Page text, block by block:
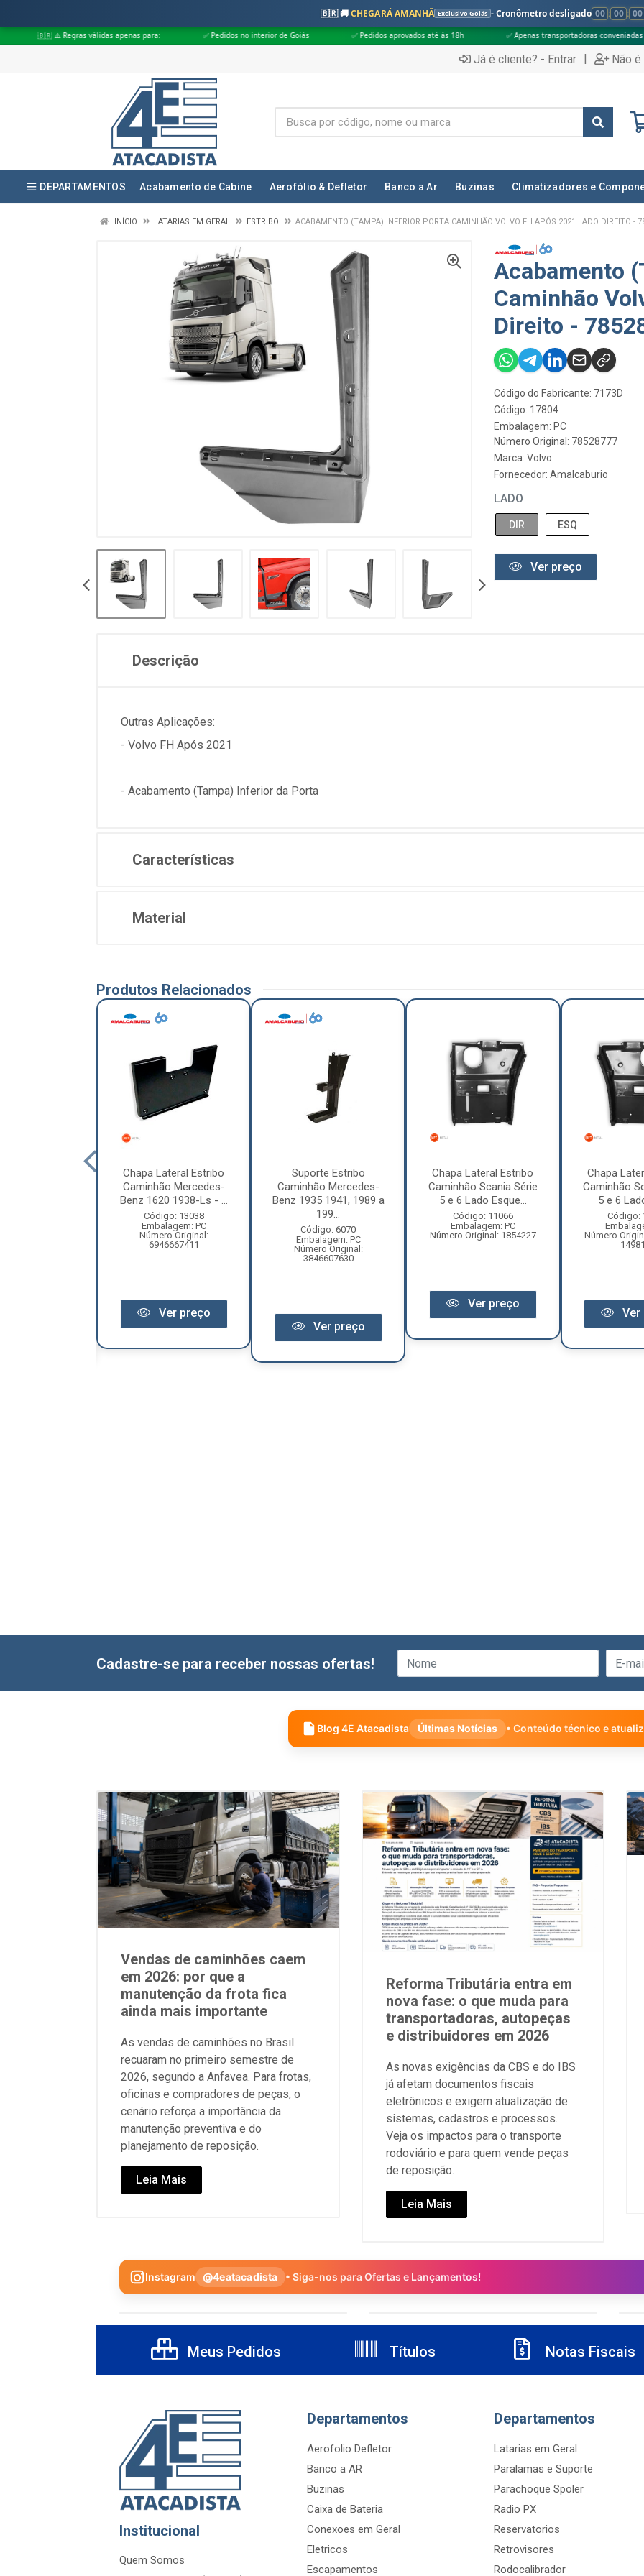
🇧🇷 🚚CHEGARÁ AMANHÃ Exclusivo Goiás - Cronômetro desligado 00 : 00 : 00
válidas apenas para: ✅ Pedidos no interior de Goiás ✅ Pedidos aprovados até às 18h ✅ Apenas transportadoras conveniadas (Grupo G5)
Já é cliente? - Entrar | Não
DEPARTAMENTOS Acabamento de Cabine Aerofólio & Defletor Banco a Ar Buzinas Climatizadores e
INÍCIO LATARIAS EM GERAL ESTRIBO ACABAMENTO (TAMPA) INFERIOR PORTA CAMINHÃO VOLVO FH APÓS 2021 LADO DIREITO -
Acabamento
Caminhão
Direito -
Código do Fabricante: 7173D
Código: 17804
Embalagem: PC
Número Original: 78528777
Marca: Volvo
Fornecedor: Amalcaburio
LADO
DIR ESQ
Ver preço
Descrição
Outras Aplicações:
- Volvo FH Após 2021
- Acabamento (Tampa) Inferior da Porta
Características
Material
Produtos Relacionados
Chapa Lateral Estribo
Caminhão Mercedes-
Benz 1620 1938-Ls - ...
Código: 13038
Embalagem: PC
Número Original:
6946667411
Ver preço
Suporte Estribo
Caminhão Mercedes-
Benz 1935 1941, 1989 a
199...
Código: 6070
Embalagem: PC
Número Original:
3846607630
Ver preço
Chapa Lateral Estribo
Caminhão Scania Série
5 e 6 Lado Esque...
Código: 11066
Embalagem: PC
Número Original: 1854227
Ver preço
Chapa
Caminhão
5 e 6
Código:
Número
Ver
Cadastre-se para receber nossas ofertas!
Blog 4E Atacadista Últimas Notícias • Conteúdo técnico e
Vendas de caminhões caem
em 2026: por que a
manutenção da frota fica
ainda mais importante
As vendas de caminhões no Brasil
recuaram no primeiro semestre de
2026, segundo a Anfavea. Para frotas,
oficinas e compradores de peças, o
cenário reforça a importância da
manutenção preventiva e do
planejamento de reposição.
Leia Mais
Reforma Tributária entra em
nova fase: o que muda para
transportadoras, autopeças
e distribuidores em 2026
As novas exigências da CBS e do IBS
já afetam documentos fiscais
eletrônicos e exigem atualização de
sistemas, cadastros e processos.
Veja os impactos para o transporte
rodoviário e para quem vende peças
de reposição.
Leia Mais
Instagram @4eatacadista • Siga-nos para Ofertas e Lançamentos!
Meus Pedidos Títulos Notas Fiscais
Institucional
Quem Somos
Departamentos
Aerofolio Defletor
Banco a AR
Buzinas
Caixa de Bateria
Conexoes em Geral
Eletricos
Escapamentos
Departamentos
Latarias em Geral
Paralamas e Suporte
Parachoque Spoler
Radio PX
Reservatorios
Retrovisores
Rodocalibrador